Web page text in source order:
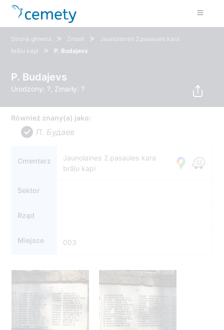
Strona główna > Zmarli >
Jaunolaines 2.pasaules kara
brāļu kapi
> P. Budajevs
P. Budajevs
Urodzony: ?, Zmarły: ?
Również znany(a) jako:
П. Будаев
Cmentarz
Jaunolaines 2.pasaules kara
brāļu kapi
Sektor
Rząd
Miejsce 003